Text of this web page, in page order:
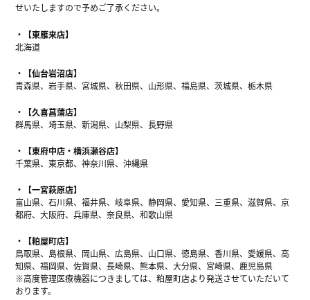
せいたしますので予めご了承ください。
【東雁来店】
北海道
【仙台岩沼店】
青森県、岩手県、宮城県、秋田県、山形県、福島県、茨城県、栃木県
【久喜菖蒲店】
群馬県、埼玉県、新潟県、山梨県、長野県
【東府中店・横浜瀬谷店】
千葉県、東京都、神奈川県、沖縄県
【一宮萩原店】
富山県、石川県、福井県、岐阜県、静岡県、愛知県、三重県、滋賀県、京
都府、大阪府、兵庫県、奈良県、和歌山県
【粕屋町店】
鳥取県、島根県、岡山県、広島県、山口県、徳島県、香川県、愛媛県、高
知県、福岡県、佐賀県、長崎県、熊本県、大分県、宮崎県、鹿児島県
※高度管理医療機器につきましては、粕屋町店より発送させていただいて
おります。